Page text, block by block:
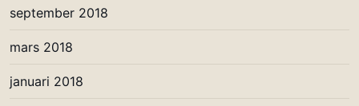
september 2018
mars 2018
januari 2018